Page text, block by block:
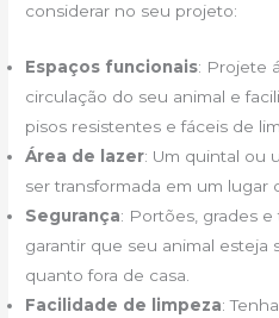
considerar no seu projeto:
Espaços funcionais: Projete
circulação do seu animal e
pisos resistentes e fáceis de
Área de lazer: Um quintal ou
ser transformada em um lugar
Segurança: Portões, grades
garantir que seu animal
quanto fora de casa.
Facilidade de limpeza: